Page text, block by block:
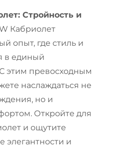
Стройность и
Кабриолет
опыт, где стиль и
в единый
этим превосходным
наслаждаться не
но и
Откройте для
и ощутите
элегантности и